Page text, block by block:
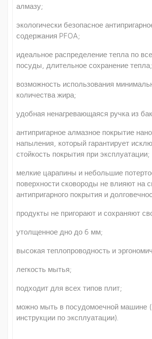
алмазу;
экологически безопасное
содержания PFOA;
идеальное распределение тепла по
посуды, длительное сохранение тепла;
возможность использования
количества жира;
удобная ненагревающаяся ручка из
антипригарное алмазное покрытие
напыления, который гарантирует
стойкость покрытия при эксплуатации;
мелкие царапины и небольшие
поверхности сковороды не влияют на
антипригарного покрытия и
продукты не пригорают и сохраняют
утолщенное дно до 6 мм;
высокая теплопроводность и
легкость мытья;
подходит для всех типов плит;
можно мыть в посудомоечной машине
инструкции по эксплуатации).